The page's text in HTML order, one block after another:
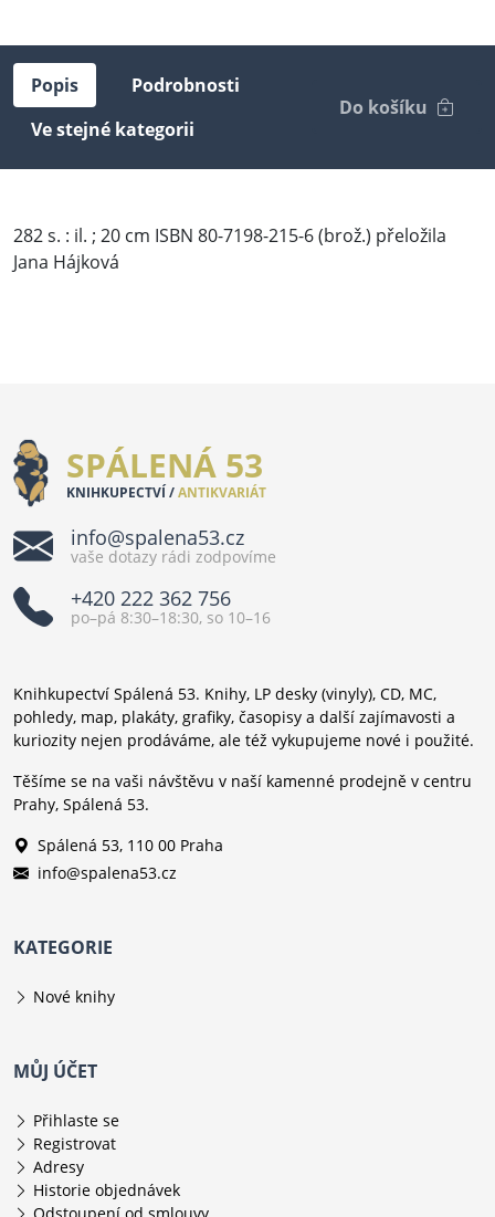
Popis
Podrobnosti
Ve stejné kategorii
Do košíku
282 s. : il. ; 20 cm ISBN 80-7198-215-6 (brož.) přeložila
Jana Hájková
SPÁLENÁ 53
KNIHKUPECTVÍ /ANTIKVARIÁT
info@spalena53.cz
vaše dotazy rádi zodpovíme
+420 222 362 756
po–pá 8:30–18:30, so 10–16
Knihkupectví Spálená 53. Knihy, LP desky (vinyly), CD, MC,
pohledy, map, plakáty, grafiky, časopisy a další zajímavosti a
kuriozity nejen prodáváme, ale též vykupujeme nové i použité.
Těšíme se na vaši návštěvu v naší kamenné prodejně v centru
Prahy, Spálená 53.
Spálená 53, 110 00 Praha
info@spalena53.cz
KATEGORIE
Nové knihy
MŮJ ÚČET
Přihlaste se
Registrovat
Adresy
Historie objednávek